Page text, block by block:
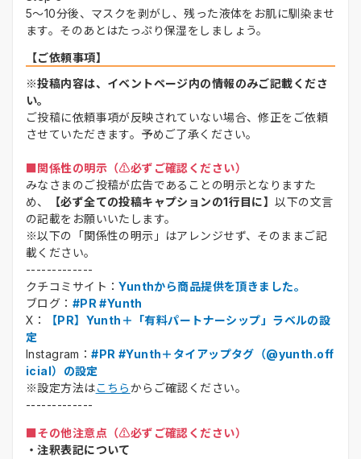
5～10分後、マスクを剥がし、残った液体をお肌に馴染ませ
ます。そのあとはたっぷり保湿をしましょう。
【ご依頼事項】
※投稿内容は、イベントページ内の情報のみご記載くださ
い。
ご投稿に依頼事項が反映されていない場合、修正をご依頼
させていただきます。予めご了承ください。
■関係性の明示（⚠️必ずご確認ください）
みなさまのご投稿が広告であることの明示となりますた
め、
【必ず全ての投稿キャプションの1行目に】以下の文言
の記載をお願いいたします。
※以下の「関係性の明示」はアレンジせず、そのままご記
載ください。
-------------
クチコミサイト：Yunthから商品提供を頂きました。
ブログ： #PR #Yunth
X：
【PR】Yunth＋「有料パートナーシップ」ラベルの設
定
Instagram：#PR #Yunth＋タイアップタグ（@yunth.off
icial）の設定
※設定方法はこちらからご確認ください。
-------------
■その他注意点（⚠️必ずご確認ください）
・注釈表記について